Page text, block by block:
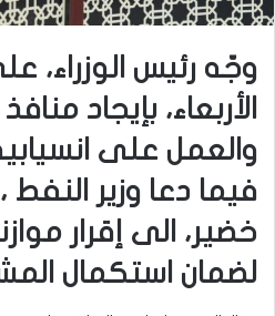
وجّه رئيس الوزراء،
الأربعاء، بإيجاد
والعمل على
فيما دعا وزير
خضير، الى إقرار
لضمان استكمال